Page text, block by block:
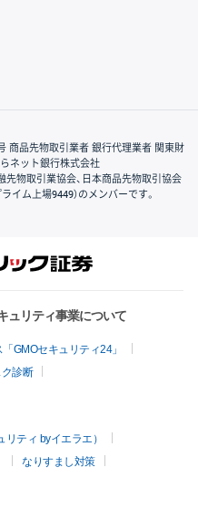
商品先物取引業者 銀行代理業者 関東財
らネット銀行株式会社
先物取引業協会、日本商品先物取引協会
イム上場9449）のメンバーです。
ュリティ事業について
GMOセキュリティ24」
診断
ティ byイエラエ）
なりすまし対策